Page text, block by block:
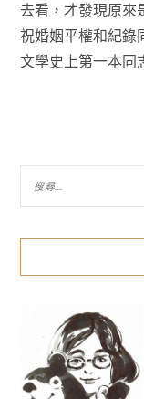
去看，才發現原來
祝婚姻平權和紀錄
文學史上第一本同